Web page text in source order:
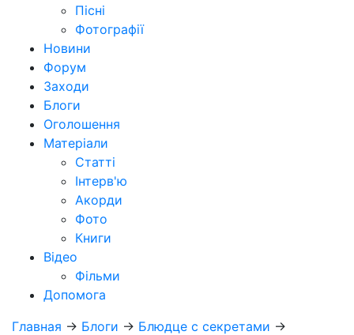
Пісні
Фотографії
Новини
Форум
Заходи
Блоги
Оголошення
Матеріали
Статті
Інтерв'ю
Акорди
Фото
Книги
Відео
Фільми
Допомога
Главная → Блоги → Блюдце с секретами →